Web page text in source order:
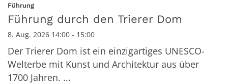
Führung:
Führung durch den Trierer Dom
8. Aug. 2026 14:00 - 15:00
Der Trierer Dom ist ein einzigartiges UNESCO-
Welterbe mit Kunst und Architektur aus über
1700 Jahren. ...